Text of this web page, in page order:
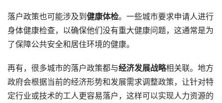
落户政策也可能涉及到 健康体检。一些城市要求申请人进行
身体健康检查，以确保他们没有重大健康问题，这通常是为
了保障公共安全和居住环境的健康。
再有，很多城市的落户政策都与经济发展战略相关联。地方
政府会根据当前的经济形势和发展需求调整政策，让针对特
定行业或技术的工人更容易落户，这样可以实现人力资源的